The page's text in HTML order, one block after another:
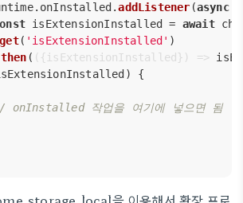
. onInstalled .addListener (async
isExtensionInstalled = await
get( 'isExtensionInstalled' )
then ( ( {isExtensionInstalled} ) =>
{